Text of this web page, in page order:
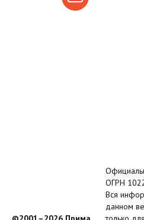
ОГРН
Вся
данном